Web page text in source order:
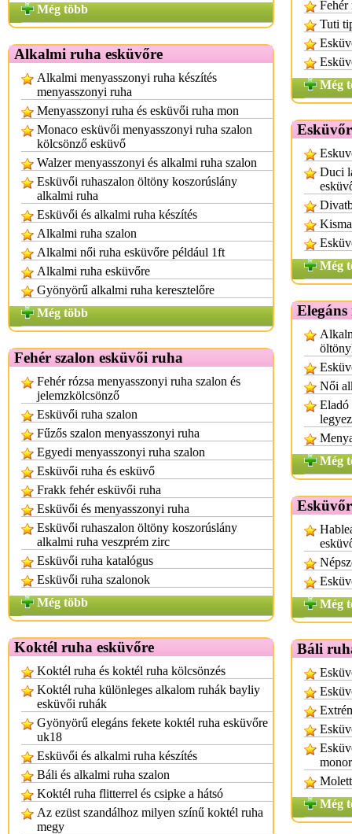
Még több
Alkalmi ruha esküvőre
Alkalmi menyasszonyi ruha készítés
menyasszonyi ruha
Menyasszonyi ruha és esküvői ruha mon
Monaco esküvői menyasszonyi ruha szalon
kölcsönző esküvő
Walzer menyasszonyi és alkalmi ruha szalon
Esküvői ruhaszalon öltöny koszorúslány
alkalmi ruha
Esküvői és alkalmi ruha készítés
Alkalmi ruha szalon
Alkalmi női ruha esküvőre például 1ft
Alkalmi ruha esküvőre
Gyönyörű alkalmi ruha keresztelőre
Még több
Fehér szalon esküvői ruha
Fehér rózsa menyasszonyi ruha szalon és
jelemzkölcsönző
Esküvői ruha szalon
Fűzős szalon menyasszonyi ruha
Egyedi menyasszonyi ruha szalon
Esküvői ruha és esküvő
Frakk fehér esküvői ruha
Esküvői és menyasszonyi ruha
Esküvői ruhaszalon öltöny koszorúslány
alkalmi ruha veszprém zirc
Esküvői ruha katalógus
Esküvői ruha szalonok
Még több
Koktél ruha esküvőre
Koktél ruha és koktél ruha kölcsönzés
Koktél ruha különleges alkalom ruhák bayliy
esküvői ruhák
Gyönyörű elegáns fekete koktél ruha esküvőre
uk18
Esküvői és alkalmi ruha készítés
Báli és alkalmi ruha szalon
Koktél ruha flitterrel és csipke a hátsó
Az ezüst szandálhoz milyen színű koktél ruha
megy
Fehér
Tuti
Még
Duci
Még
Női
Eladó
Még
Még
Báli
Még